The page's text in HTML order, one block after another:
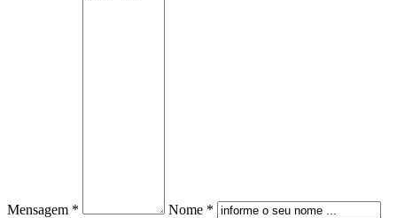
Mensagem *
Nome *